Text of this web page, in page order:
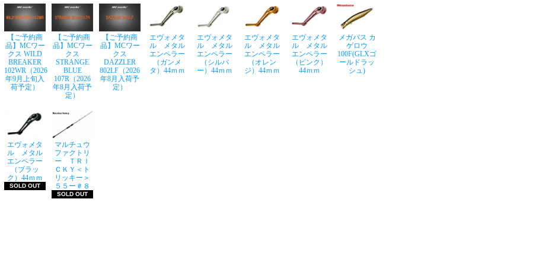
【ご予約商
品】MCワー
クス WILD
BREAKER
102WR（2026
年9月上旬入
荷予定）
【ご予約商
品】MCワー
クス
STRANGE
BLUE
107R（2026
年8月入荷予
定）
【ご予約商
品】MCワー
クス
DAZZLER
802LF（2026
年8月入荷予
定）
エヴォメタ
ル メタル
エンペラー
（ガンメ
タ）44ｍｍ
エヴォメタ
ル メタル
エンペラー
（シルバ
ー）44ｍｍ
エヴォメタ
ル メタル
エンペラー
（オレン
ジ）44ｍｍ
エヴォメタ
ル メタル
エンペラー
（ピンク）
44ｍｍ
メガバス カ
ゲロウ
100F(GLXゴ
ールドラッ
シュ)
エヴォメタ
ル メタル
エンペラー
（ブラッ
ク）44ｍｍ
SOLD OUT
マルチュウ
ファクトリ
ー ＴＲＩ
ＣＫＹ＜ト
リッキー＞
５５ー＃８
SOLD OUT